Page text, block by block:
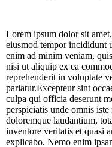
Lorem ipsum dolor sit
eiusmod tempor incididunt
enim ad minim veniam,
nisi ut aliquip ex ea
reprehenderit in voluptate
pariatur.Excepteur sint
culpa qui officia deserunt
perspiciatis unde omnis
doloremque laudantium,
inventore veritatis et quasi
explicabo. Nemo enim